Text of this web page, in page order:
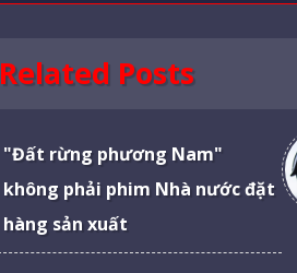
Related Posts
"Đất rừng phương Nam"
không phải phim Nhà nước đặt
hàng sản xuất